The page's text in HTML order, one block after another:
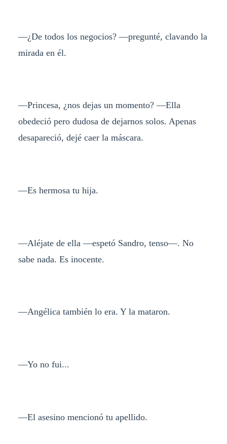
—¿De todos los negocios? —pregunté, clavando la
mirada en él.
—Princesa, ¿nos dejas un momento? —Ella
obedeció pero dudosa de dejarnos solos. Apenas
desapareció, dejé caer la máscara.
—Es hermosa tu hija.
—Aléjate de ella —espetó Sandro, tenso—. No
sabe nada. Es inocente.
—Angélica también lo era. Y la mataron.
—Yo no fui...
—El asesino mencionó tu apellido.